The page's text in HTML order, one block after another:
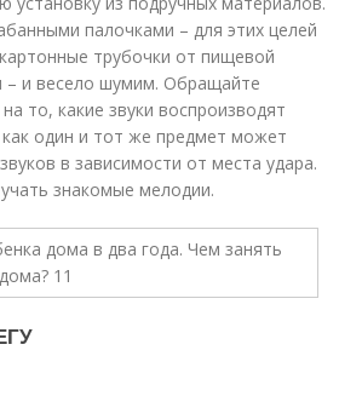
палочками – для этих целей
трубочки от пищевой
– и весело шумим. Обращайте
то, какие звуки воспроизводят
один и тот же предмет может
в зависимости от места удара.
знакомые мелодии.